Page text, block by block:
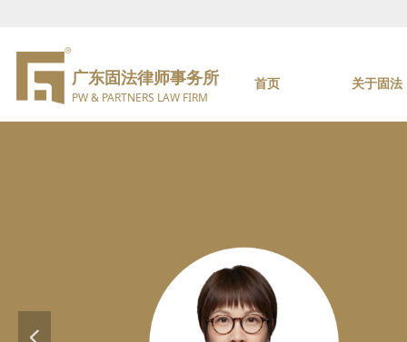
广东固法律师事务所
PW & PARTNERS LAW FIRM
首页 关于固法
넳